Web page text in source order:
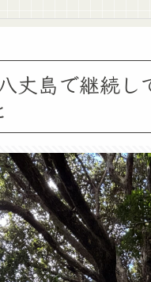
丈島で継続し